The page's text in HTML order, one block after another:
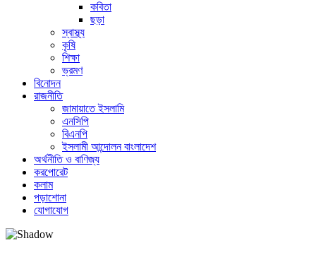
কবিতা
ছড়া
স্বাস্থ্য
কৃষি
শিক্ষা
ভ্রমণ
বিনোদন
রাজনীতি
জামায়াতে ইসলামি
এনসিপি
বিএনপি
ইসলামী আন্দোলন বাংলাদেশ
অর্থনীতি ও বাণিজ্য
করপোরেট
কলাম
পড়াশোনা
যোগাযোগ